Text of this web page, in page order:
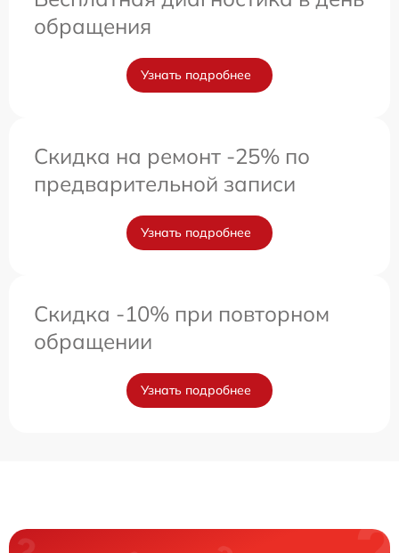
обращения
Узнать подробнее
Скидка на ремонт -25% по
предварительной записи
Узнать подробнее
Скидка -10% при повторном
обращении
Узнать подробнее